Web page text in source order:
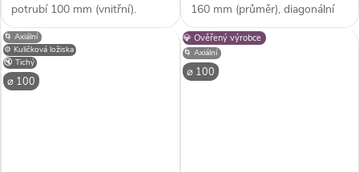
potrubí 100 mm (vnitřní).
Kuličková ložiska. Průtok až
107 m3/h. Zákazníci často
dokupují...
160 mm (průměr), diagonální
konstrukce, kuličková ložiska,
max. průtok 410/530 m3/h,
příkon 48/54 W, krytí IP 44, AC
motor, 2 rychlostní,...
⚙️ Kuličková ložiska
🔇 Tichý
⌀ 100
🌀 Axiální
⌀ 100
💎 Ověřený výrobce
🌀 Axiální